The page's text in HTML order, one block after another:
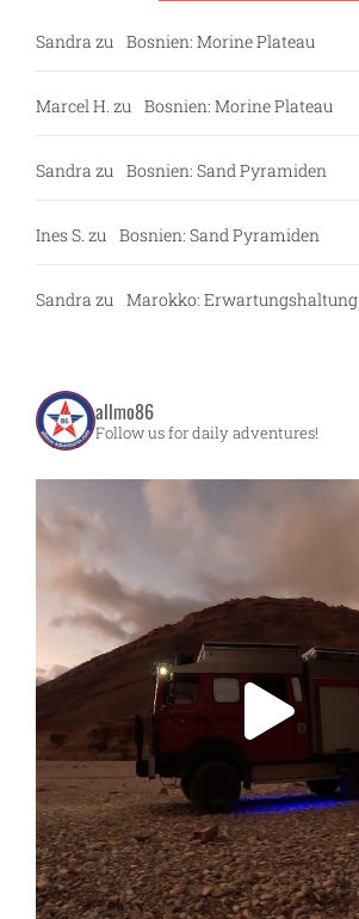
Sandra zu Bosnien: Morine Plateau
Marcel H. zu Bosnien: Morine Plateau
Sandra zu Bosnien: Sand Pyramiden
Ines S. zu Bosnien: Sand Pyramiden
Sandra zu Marokko: Erwartungshaltung
allmo86
Follow us for daily adventures!